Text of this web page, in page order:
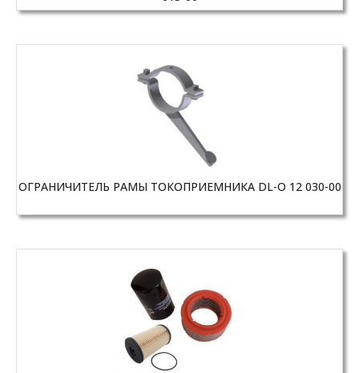
ОГРАНИЧИТЕЛЬ РАМЫ ТОКОПРИЕМНИКA DL-O 12 030-00